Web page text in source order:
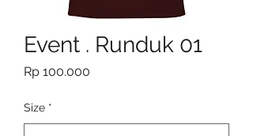
Event . Runduk 01
Rp 100.000
Size *